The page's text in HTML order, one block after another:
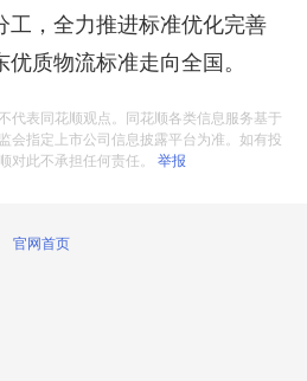
工，全力推进标准优化完善
质物流标准走向全国。
代表同花顺观点。同花顺各类信息服务基于
会指定上市公司信息披露平台为准。如有投
对此不承担任何责任。举报
官网首页